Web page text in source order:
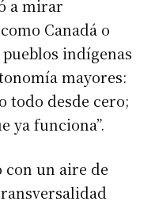
a mirar
Canadá o
indígenas
mayores:
todo desde cero;
ya funciona”.
un aire de